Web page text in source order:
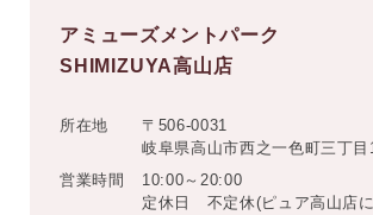
アミューズメントパーク
SHIMIZUYA高山店
所在地
〒506-0031
岐阜県高山市西之一色町三丁目
営業時間
10:00～20:00
定休日 不定休(ピュア高山店